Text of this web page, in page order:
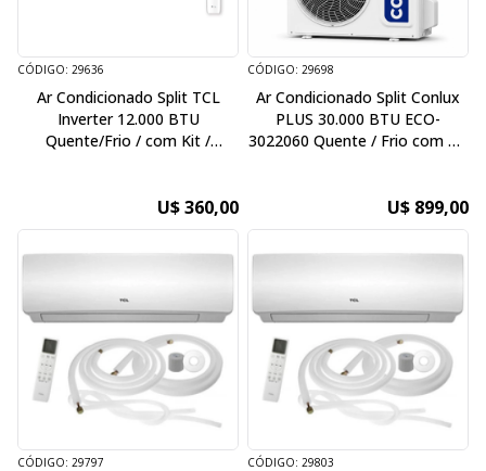
CÓDIGO: 29636
Ar Condicionado Split TCL
Inverter 12.000 BTU
Quente/Frio / com Kit /
U$ 360,00
CÓDIGO: 29698
Ar Condicionado Split Conlux
PLUS 30.000 BTU ECO-
3022060 Quente / Frio com Kit
U$ 899,00
CÓDIGO: 29797 CÓDIGO: 29803